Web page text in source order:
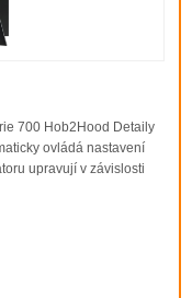
700 Hob2Hood Detaily
ovládá nastavení
upravují v závislosti